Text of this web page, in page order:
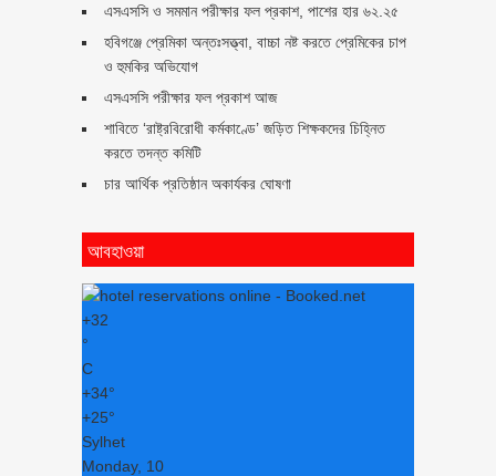
এসএসসি ও সমমান পরীক্ষার ফল প্রকাশ, পাশের হার ৬২.২৫
হবিগঞ্জে প্রেমিকা অন্তঃসত্ত্বা, বাচ্চা নষ্ট করতে প্রেমিকের চাপ
ও হুমকির অভিযোগ
এসএসসি পরীক্ষার ফল প্রকাশ আজ
শাবিতে ‘রাষ্ট্রবিরোধী কর্মকাণ্ডে’ জড়িত শিক্ষকদের চিহ্নিত
করতে তদন্ত কমিটি
চার আর্থিক প্রতিষ্ঠান অকার্যকর ঘোষণা
আবহাওয়া
+32
°
C
+34°
+25°
Sylhet
Monday, 10